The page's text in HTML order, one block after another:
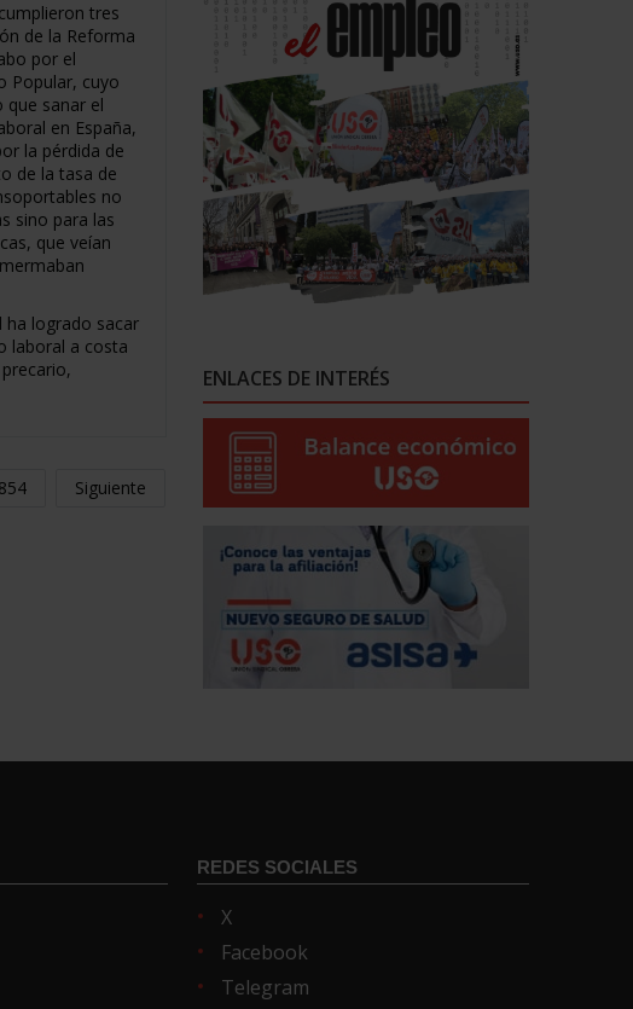
tres
de la Reforma
por el
Popular, cuyo
sanar el
en España,
la pérdida de
de la tasa de
no
sino para las
que veían
ha logrado sacar
laboral a costa
854
Siguiente
ENLACES DE INTERÉS
REDES SOCIALES
X
Facebook
Telegram